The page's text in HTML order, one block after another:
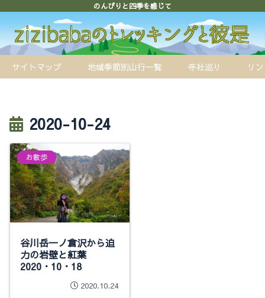
のんびりと四季を感じて
サイトマップ 地域季節別山行一覧 寺社巡り リ
2020-10-24
お散歩
谷川岳一ノ倉沢から迫
力の岩壁と紅葉
2020・10・18
2020.10.24